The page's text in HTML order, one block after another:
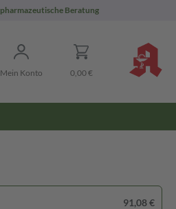
pharmazeutische Beratung
Mein Konto 0,00 €
91,08 €